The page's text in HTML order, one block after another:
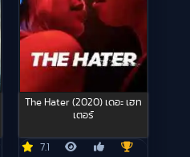
The Hater (2020) เดอะ เฮท
เตอร์
7.1